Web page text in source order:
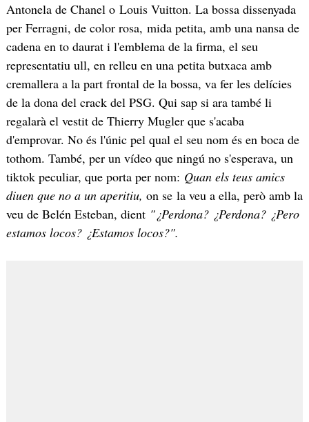
Antonela de Chanel o Louis Vuitton. La bossa dissenyada
per Ferragni, de color rosa, mida petita, amb una nansa de
cadena en to daurat i l'emblema de la firma, el seu
representatiu ull, en relleu en una petita butxaca amb
cremallera a la part frontal de la bossa, va fer les delícies
de la dona del crack del PSG. Qui sap si ara també li
regalarà el vestit de Thierry Mugler que s'acaba
d'emprovar. No és l'únic pel qual el seu nom és en boca de
tothom. També, per un vídeo que ningú no s'esperava, un
tiktok peculiar, que porta per nom: Quan els teus amics
diuen que no a un aperitiu, on se la veu a ella, però amb la
veu de Belén Esteban, dient "¿Perdona? ¿Perdona? ¿Pero
estamos locos? ¿Estamos locos?".